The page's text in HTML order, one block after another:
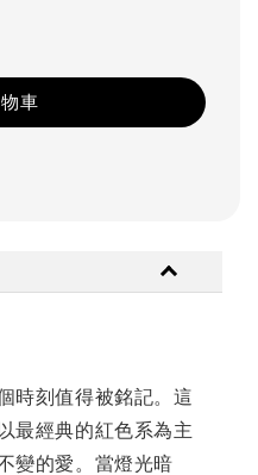
車
時刻值得被銘記。這
最經典的紅色系為主
變的愛。當燈光暗